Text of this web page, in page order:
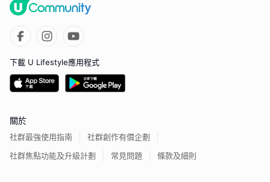
下載 U Lifestyle應用程式
關於
社群最強使用指南
社群創作有價企劃
社群焦點功能及升級計劃
常見問題 條款及細則